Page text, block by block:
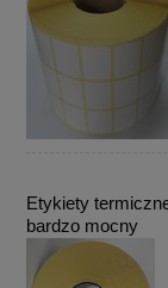
Etykiety
bardzo mocny